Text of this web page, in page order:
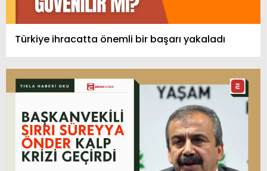
Türkiye ihracatta önemli bir başarı yakaladı